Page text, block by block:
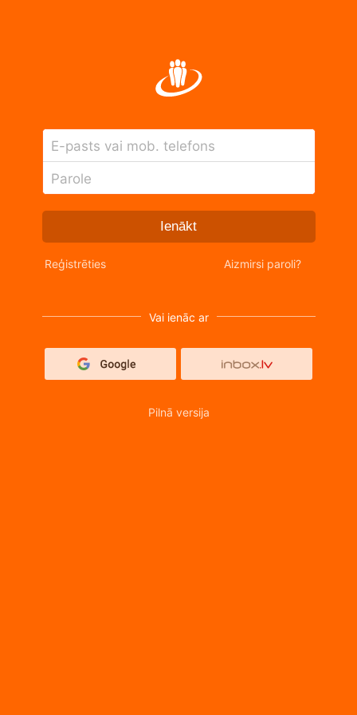
E-pasts vai mob. telefons
Parole
Ienākt
Reģistrēties Aizmirsi paroli?
Vai ienāc ar
Pilnā versija